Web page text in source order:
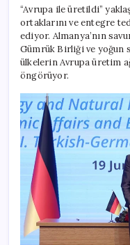
“Avrupa ile üretildi”
ortaklarını ve entegre
ediyor. Almanya’nın
Gümrük Birliği ve yoğun
ülkelerin Avrupa üretim
öngörüyor.